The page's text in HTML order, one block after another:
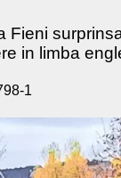
in limba
1